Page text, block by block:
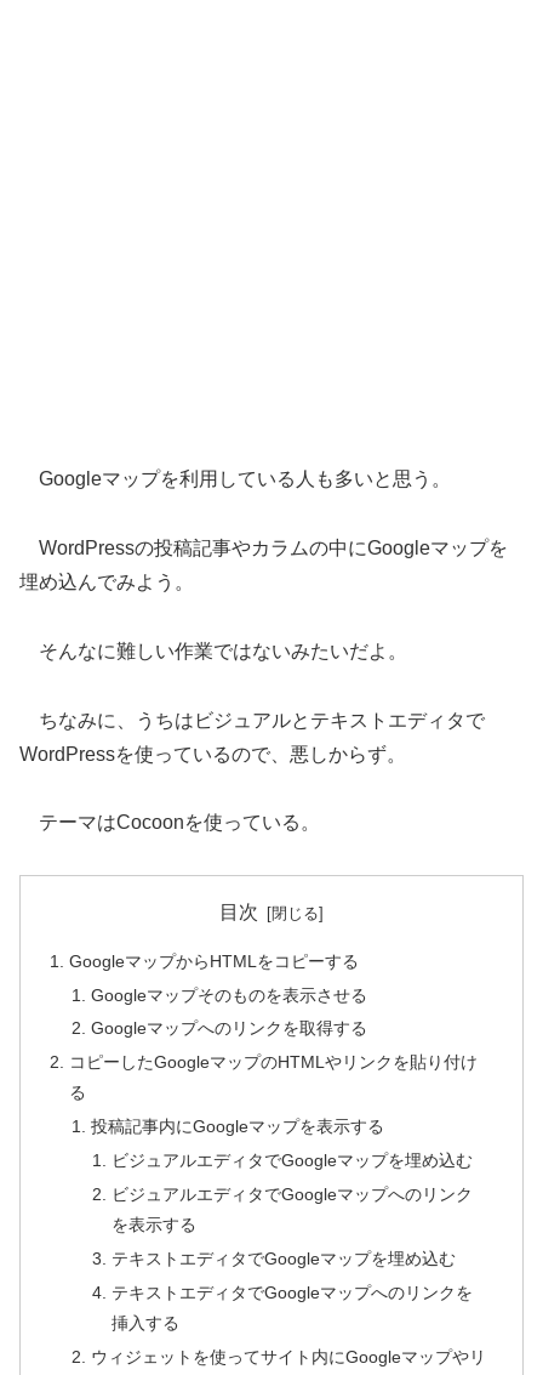
Googleマップを利用している人も多いと思う。
WordPressの投稿記事やカラムの中にGoogleマップを
埋め込んでみよう。
そんなに難しい作業ではないみたいだよ。
ちなみに、うちはビジュアルとテキストエディタで
WordPressを使っているので、悪しからず。
テーマはCocoonを使っている。
目次
GoogleマップからHTMLをコピーする
Googleマップそのものを表示させる
Googleマップへのリンクを取得する
コピーしたGoogleマップのHTMLやリンクを貼り付け
る
投稿記事内にGoogleマップを表示する
ビジュアルエディタでGoogleマップを埋め込む
ビジュアルエディタでGoogleマップへのリンク
を表示する
テキストエディタでGoogleマップを埋め込む
テキストエディタでGoogleマップへのリンクを
挿入する
ウィジェットを使ってサイト内にGoogleマップやリ